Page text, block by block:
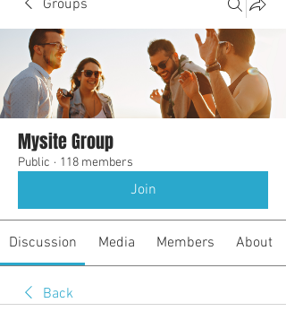
Groups
Mysite Group
Public · 118 members
Join
Discussion Media Members About
Back